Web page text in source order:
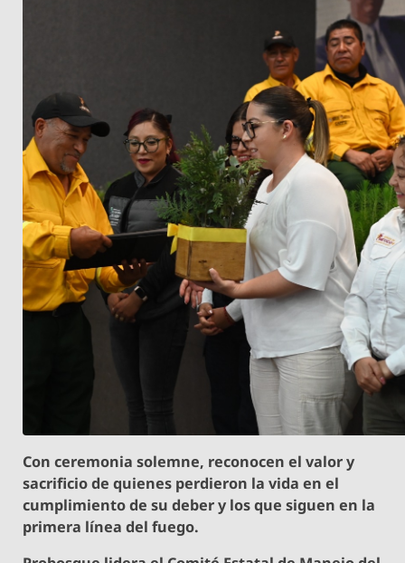
Con ceremonia solemne, reconocen el valor y
sacrificio de quienes perdieron la vida en el
cumplimiento de su deber y los que siguen en la
primera línea del fuego.